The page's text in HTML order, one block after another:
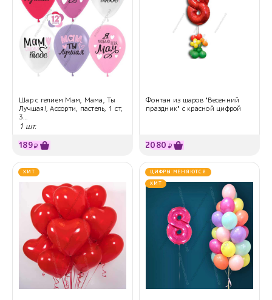
Шар с гелием Мам, Мама, Ты
Лучшая!, Ассорти, пастель, 1 ст,
3...
1 шт.
189₽
Фонтан из шаров "Весенний
праздник" с красной цифрой
2080 ₽
ХИТ ЦИФРЫ МЕНЯЮТСЯ
ХИТ